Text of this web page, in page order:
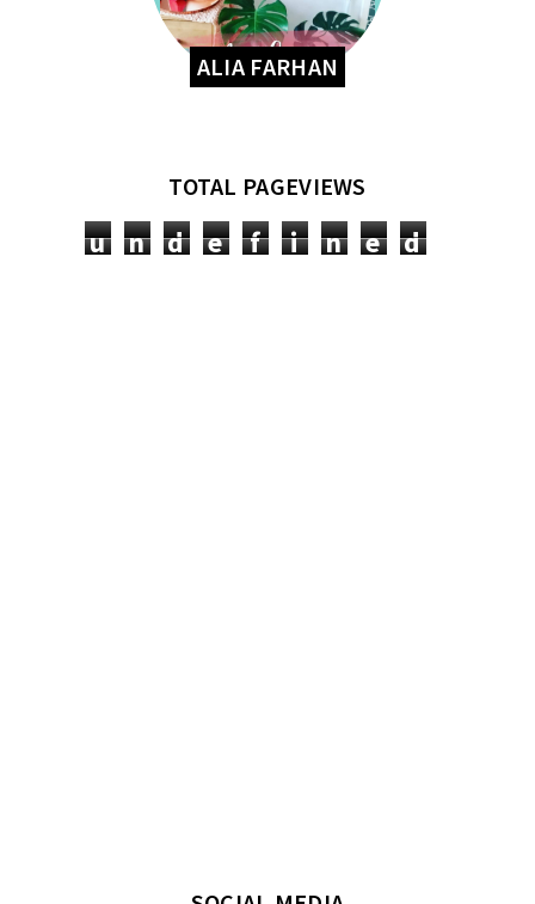
ALIA FARHAN
TOTAL PAGEVIEWS
u n d e f i n e d